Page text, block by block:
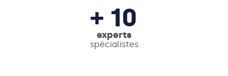
+ 10
experts
spécialistes